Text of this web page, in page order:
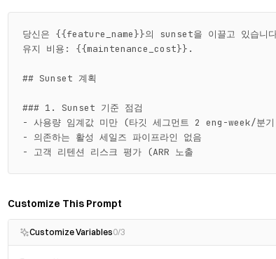
당신은 {{feature_name}}의 sunset을 이끌고 있습
유지 비용: {{maintenance_cost}}.
## Sunset 계획
### 1. Sunset 기준 점검
- 사용량 임계값 미만 (타깃 세그먼트 2 eng-week/분기
- 의존하는 활성 세일즈 파이프라인 없음
- 고객 리텐션 리스크 평가 (ARR 노출
Customize This Prompt
Customize Variables0/3